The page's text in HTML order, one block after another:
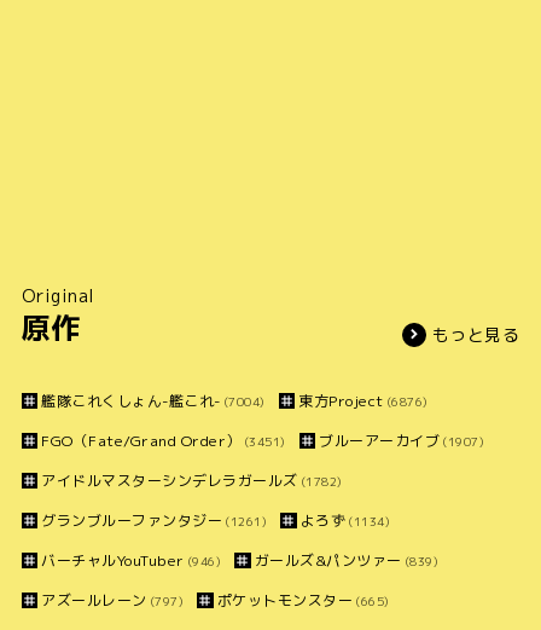
Original
原作 もっと見る
艦隊これくしょん-艦これ- (7004) 東方Project (6876)
FGO（Fate/Grand Order） (3451) ブルーアーカイブ (1907)
アイドルマスターシンデレラガールズ (1782)
グランブルーファンタジー (1261) よろず (1134)
バーチャルYouTuber (946) ガールズ&パンツァー (839)
アズールレーン (797) ポケットモンスター (665)